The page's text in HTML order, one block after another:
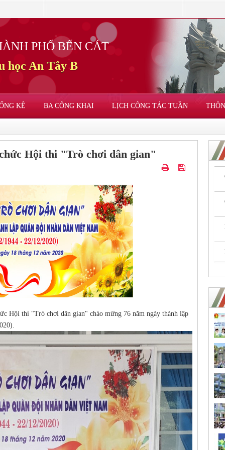
PHỐ BẾN CÁT
học An Tây B
KÊ BA CÔNG KHAI LỊCH CÔNG TÁC TUẦN
Hội thi "Trò chơi dân gian"
Hội thi "Trò chơi dân gian" chào mừng 76 năm ngày thành lập